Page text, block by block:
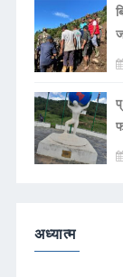
अध्यात्म